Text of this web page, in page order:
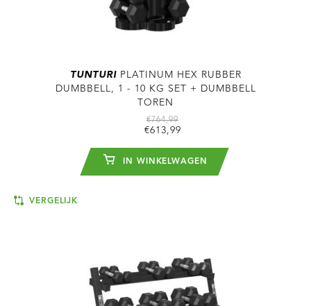
TUNTURIPLATINUM HEX RUBBER
DUMBBELL, 1 - 10 KG SET + DUMBBELL
TOREN
€764,99
€613,99
IN WINKELWAGEN
VERGELIJK